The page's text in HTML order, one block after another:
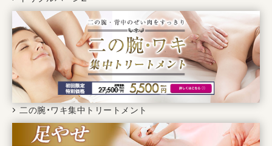
二の腕・ワキ集中トリートメント